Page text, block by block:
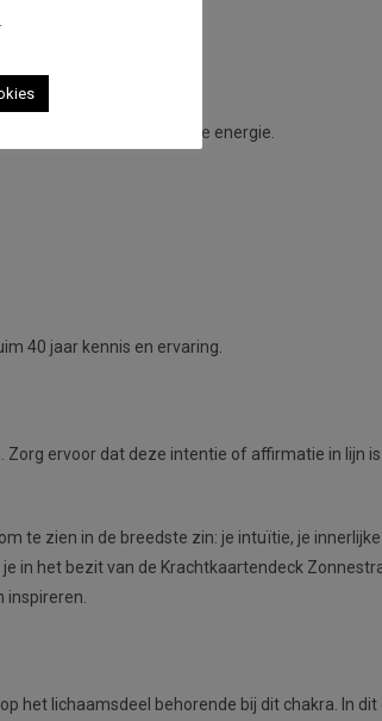
een prachtige, liefdevolle energie.
40 jaar kennis en ervaring.
ervoor dat deze intentie of affirmatie in lijn
te zien in de breedste zin: je intuïtie, je
in het bezit van de Krachtkaartendeck
inspireren.
het lichaamsdeel behorende bij dit chakra. In dit